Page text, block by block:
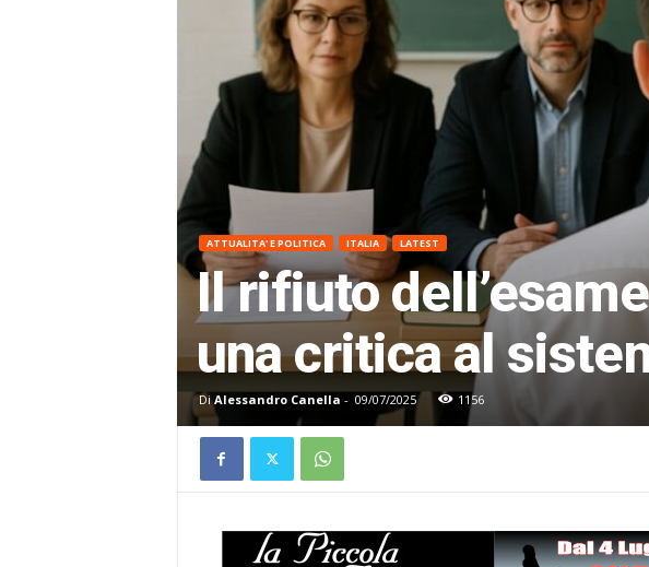
ATTUALITA' E POLITICA ITALIA LATEST
Il rifiuto
una critica al
Di Alessandro Canella - 09/07/2025 1156